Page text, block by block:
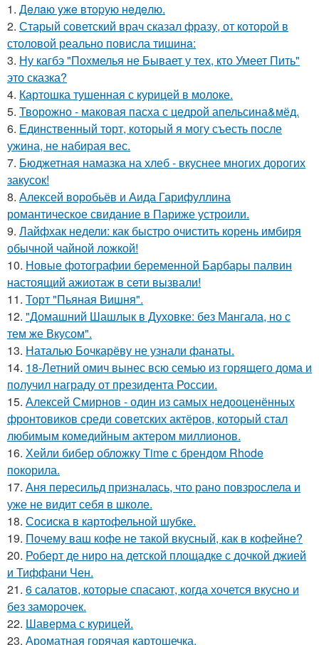
1. Дeлaю yжe втopую нeдeлю.
2. Старый советский врач сказал фразу, от которой в
столовой реально повисла тишинa:
3. Ну кагбэ "Похмелья не Бывает у тех, кто Умеет Пить"
это сказка?
4. Картошка тушенная с курицей в молоке.
5. Творожно - маковая пасха с цедрой апельсина&мёд.
6. Единственный торт, который я могу съесть после
ужина, не набирая вес.
7. Бюджетная намазка на хлеб - вкуснее многих дорогих
закусок!
8. Алексей воробьёв и Аида Гарифуллина
романтическое свидание в Париже устроили.
9. Лайфхак недели: как быстро очистить корень имбиря
обычной чайной ложкой!
10. Новые фотографии беременной Барбары палвин
настоящий ажиотаж в сети вызвали!
11. Торт "Пьяная Вишня".
12. "Домашний Шашлык в Духовке: без Мангала, но с
тем же Вкусом".
13. Наталью Бочкарёву не узнали фанаты.
14. 18-Летний омич вынес всю семью из горящего дома и
получил награду от президента России.
15. Алексей Смирнов - один из самых недооценённых
фронтовиков среди советских актёров, который стал
любимым комедийным актером миллионов.
16. Хейли бибер обложку Time с брендом Rhode
покорила.
17. Аня пересильд призналась, что рано повзрослела и
уже не видит себя в школе.
18. Сосиска в картофельной шубке.
19. Почему ваш кофе не такой вкусный, как в кофейне?
20. Роберт де ниро на детской площадке с дочкой джией
и Тиффани Чен.
21. 6 салатов, которые спасают, когда хочется вкусно и
без заморочек.
22. Шаверма с курицей.
23. Ароматная горячая картошечка.